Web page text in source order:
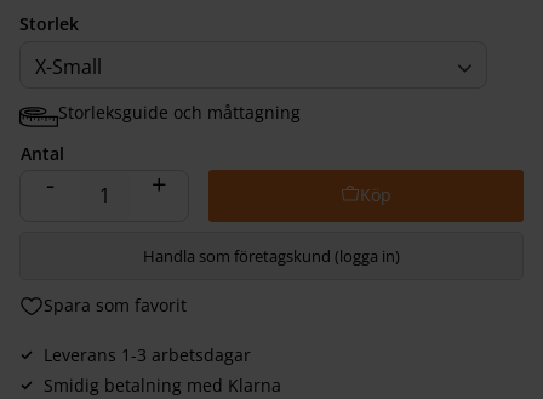
Storlek
X-Small
Storleksguide och måttagning
Antal
+
-
Lägg till i favoriter
Handla som företagskund (logga in)
Leverans 1-3 arbetsdagar
Smidig betalning med Klarna